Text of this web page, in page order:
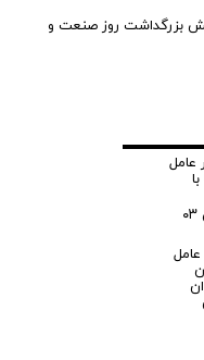
بزرگداشت روز صنعت و
عامل